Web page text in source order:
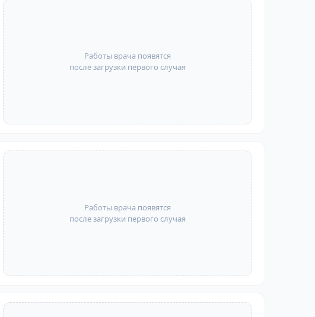
Работы врача появятся
после загрузки первого случая
Работы врача появятся
после загрузки первого случая